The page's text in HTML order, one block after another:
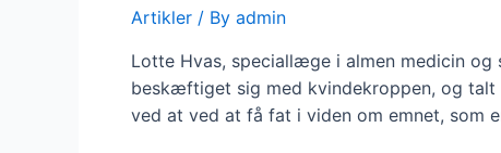
Artikler / By admin
Lotte Hvas, speciallæge i almen medicin
beskæftiget sig med kvindekroppen, og
ved at ved at få fat i viden om emnet, som